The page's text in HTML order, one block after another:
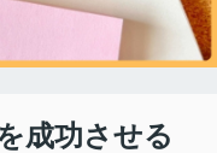
成功させる